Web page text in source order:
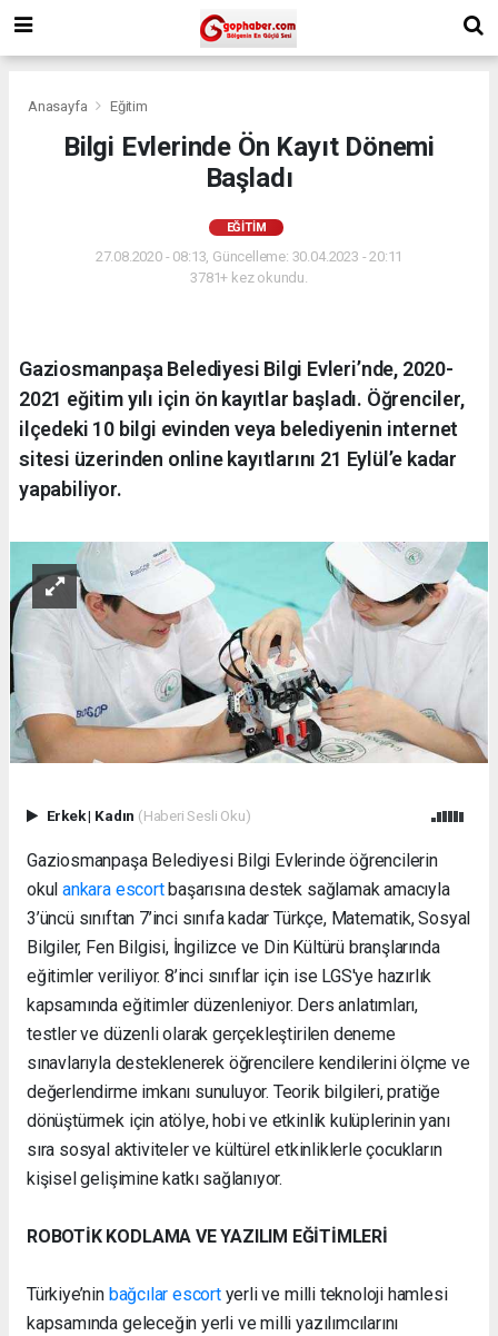
Anasayfa Eğitim
Bilgi Evlerinde Ön Kayıt Dönemi
Başladı
EĞITIM
27.08.2020 - 08:13, Güncelleme: 30.04.2023 - 20:11
3781+ kez okundu.
Gaziosmanpaşa Belediyesi Bilgi Evleri’nde, 2020-
2021 eğitim yılı için ön kayıtlar başladı. Öğrenciler,
ilçedeki 10 bilgi evinden veya belediyenin internet
sitesi üzerinden online kayıtlarını 21 Eylül’e kadar
yapabiliyor.
Erkek| Kadın (Haberi Sesli Oku)
Gaziosmanpaşa Belediyesi Bilgi Evlerinde öğrencilerin
okulankara escortbaşarısına destek sağlamak amacıyla
3’üncü sınıftan 7’inci sınıfa kadar Türkçe, Matematik, Sosyal
Bilgiler, Fen Bilgisi, İngilizce ve Din Kültürü branşlarında
eğitimler veriliyor. 8’inci sınıflar için ise LGS'ye hazırlık
kapsamında eğitimler düzenleniyor. Ders anlatımları,
testler ve düzenli olarak gerçekleştirilen deneme
sınavlarıyla desteklenerek öğrencilere kendilerini ölçme ve
değerlendirme imkanı sunuluyor. Teorik bilgileri, pratiğe
dönüştürmek için atölye, hobi ve etkinlik kulüplerinin yanı
sıra sosyal aktiviteler ve kültürel etkinliklerle çocukların
kişisel gelişimine katkı sağlanıyor.
ROBOTİK KODLAMA VE YAZILIM EĞİTİMLERİ
Türkiye’nin bağcılar escortyerli ve milli teknoloji hamlesi
kapsamında geleceğin yerli ve milli yazılımcılarını